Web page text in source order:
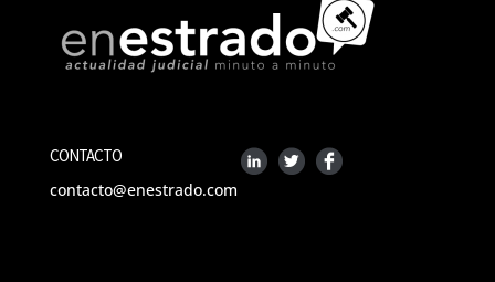
CONTACTO
contacto@enestrado.com